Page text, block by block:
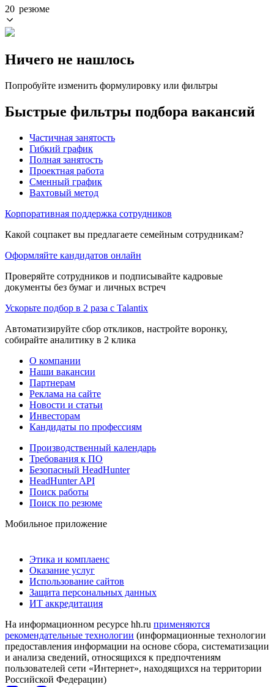
20 резюме
Ничего не нашлось
Попробуйте изменить формулировку или фильтры
Быстрые фильтры подбора вакансий
Частичная занятость
Гибкий график
Полная занятость
Проектная работа
Сменный график
Вахтовый метод
Корпоративная поддержка сотрудников
Какой соцпакет вы предлагаете семейным сотрудникам?
Оформляйте кандидатов онлайн
Проверяйте сотрудников и подписывайте кадровые
документы без бумаг и личных встреч
Ускорьте подбор в 2 раза с Talantix
Автоматизируйте сбор откликов, настройте воронку,
собирайте аналитику в 2 клика
О компании
Наши вакансии
Партнерам
Реклама на сайте
Новости и статьи
Инвесторам
Кандидаты по профессиям
Производственный календарь
Требования к ПО
Безопасный HeadHunter
HeadHunter API
Поиск работы
Поиск по резюме
Мобильное приложение
Этика и комплаенс
Оказание услуг
Использование сайтов
Защита персональных данных
ИТ аккредитация
На информационном ресурсе hh.ru применяются
рекомендательные технологии (информационные технологии
предоставления информации на основе сбора, систематизации
и анализа сведений, относящихся к предпочтениям
пользователей сети «Интернет», находящихся на территории
Российской Федерации)